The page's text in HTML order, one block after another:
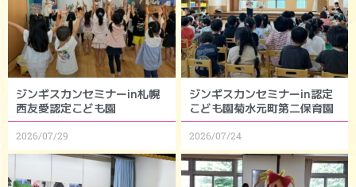
ジンギスカンセミナーin札幌
西友愛認定こども園
2026/07/29
ジンギスカンセミナーin認定
こども園菊水元町第二保育園
2026/07/24